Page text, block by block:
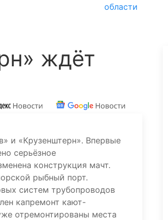
области
ждёт
и «Крузенштерн». Впервые
серьёзное
конструкция мачт.
рыбный порт.
систем трубопроводов
капремонт кают-
отремонтированы места